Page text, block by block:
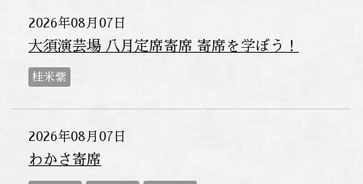
2026年08月07日
大須演芸場 八月定席寄席 寄席を学ぼう！
桂米紫
2026年08月07日
わかさ寄席